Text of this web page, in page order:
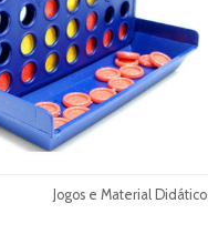
Jogos e Material Didático